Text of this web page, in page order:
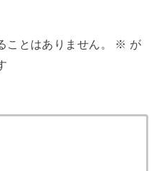
ことはありません。 ※ が